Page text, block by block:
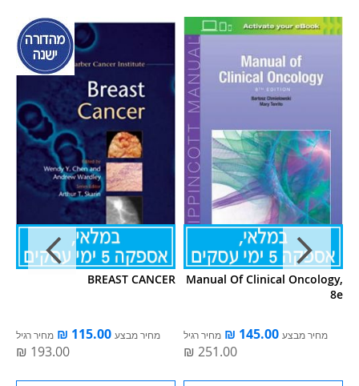
BREAST CANCER
מחיר מבצע מחיר רגיל
Manual Of Clinical Oncology,
8e
מחיר מבצע מחיר רגיל